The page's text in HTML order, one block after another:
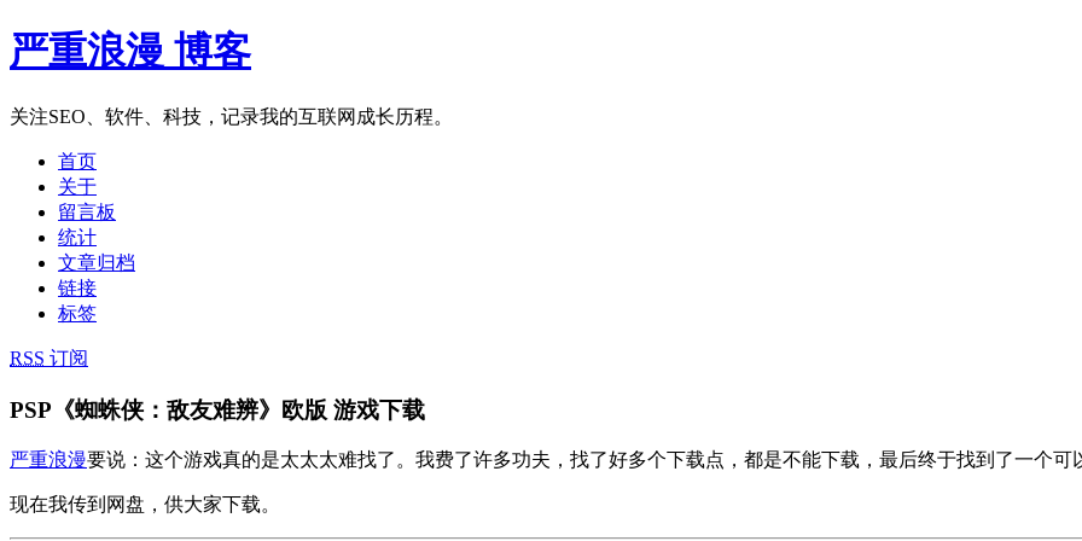
严重浪漫 博客
关注SEO、软件、科技，记录我的互联网成长历程。
首页
关于
留言板
统计
文章归档
链接
标签
RSS 订阅
PSP《蜘蛛侠：敌友难辨》欧版 游戏下载
严重浪漫要说：这个游戏真的是太太太难找了。我费了许多功夫，找了好多个下载点，都是不能下载，最后终于找到了一个可
现在我传到网盘，供大家下载。